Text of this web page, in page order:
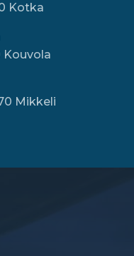
Kotka
Kouvola
Mikkeli